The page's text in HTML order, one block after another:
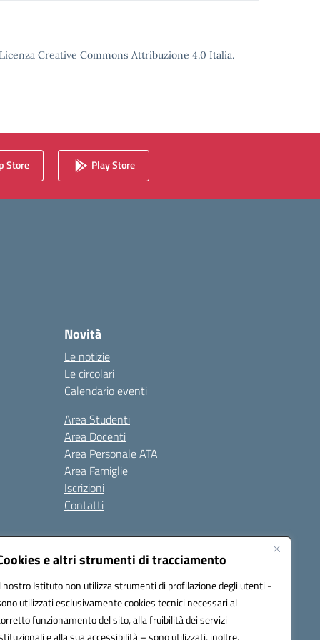
e altri strumenti di tracciamento
nostro Istituto non utilizza strumenti di profilazione degli utenti -
utilizzati esclusivamente cookies tecnici necessari al
funzionamento del sito, alla fruibilità dei servizi
e alla sua accessibilità – sono utilizzati, inoltre,
Creative Commons Attribuzione 4.0 Italia.
Store Play Store
Novità
Le notizie
Le circolari
Calendario eventi
Area Studenti
Area Docenti
Area Personale ATA
Area Famiglie
Iscrizioni
Contatti